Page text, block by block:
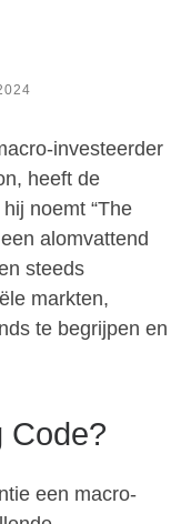
investeerder
heeft de
noemt “The
alomvattend
steeds
markten,
te begrijpen en
Code?
een macro-